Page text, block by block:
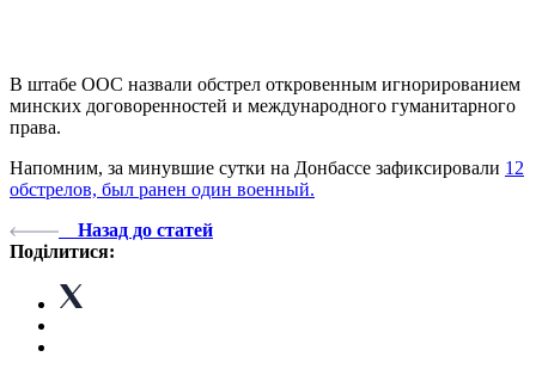
В штабе ООС назвали обстрел откровенным игнорированием
минских договоренностей и международного гуманитарного
права.
Напомним, за минувшие сутки на Донбассе зафиксировали 12
обстрелов, был ранен один военный.
Назад до статей
Поділитися: